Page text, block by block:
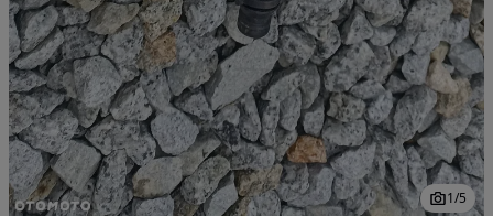
1/5